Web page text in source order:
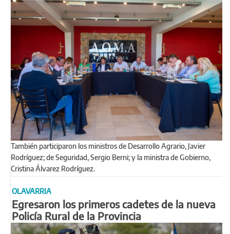
También participaron los ministros de Desarrollo Agrario, Javier
Rodríguez; de Seguridad, Sergio Berni; y la ministra de Gobierno,
Cristina Álvarez Rodríguez.
OLAVARRIA
Egresaron los primeros cadetes de la nueva
Policía Rural de la Provincia